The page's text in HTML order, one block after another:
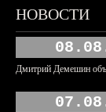
НОВОСТИ
Дмитрий Демешин